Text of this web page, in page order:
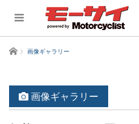
ホーム 画像ギャラリー
画像ギャラリー